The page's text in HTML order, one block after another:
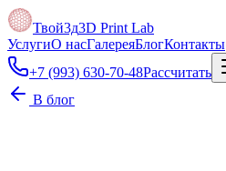
Твой3д3D Print Lab
УслугиО насГалереяБлогКонтакты
+7 (993) 630-70-48Рассчитать
В блог